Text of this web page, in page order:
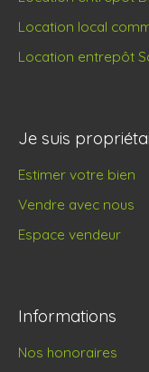
Location local
Location entrepôt
Je suis
Estimer votre bien
Vendre avec nous
Espace vendeur
Informations
Nos honoraires